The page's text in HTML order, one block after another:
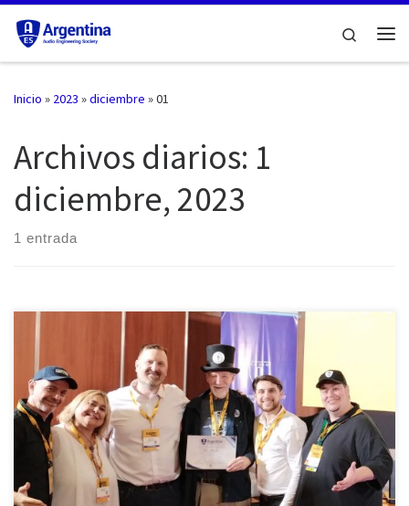
Saltar al contenido
Search
Inicio » 2023 »diciembre »01
Archivos diarios: 1
diciembre, 2023
1 entrada
El pasado sábado 25 de noviembre, llevamos a cabo una de las
últimas actividades del año con un seminario virtual, contando con
la distinguida presencia de Wesley «Wes» Dooley. Actualmente de
visita en la República Argentina, Wes es el ex presidente de AES
(1982) y galardonado con la Medalla de […]